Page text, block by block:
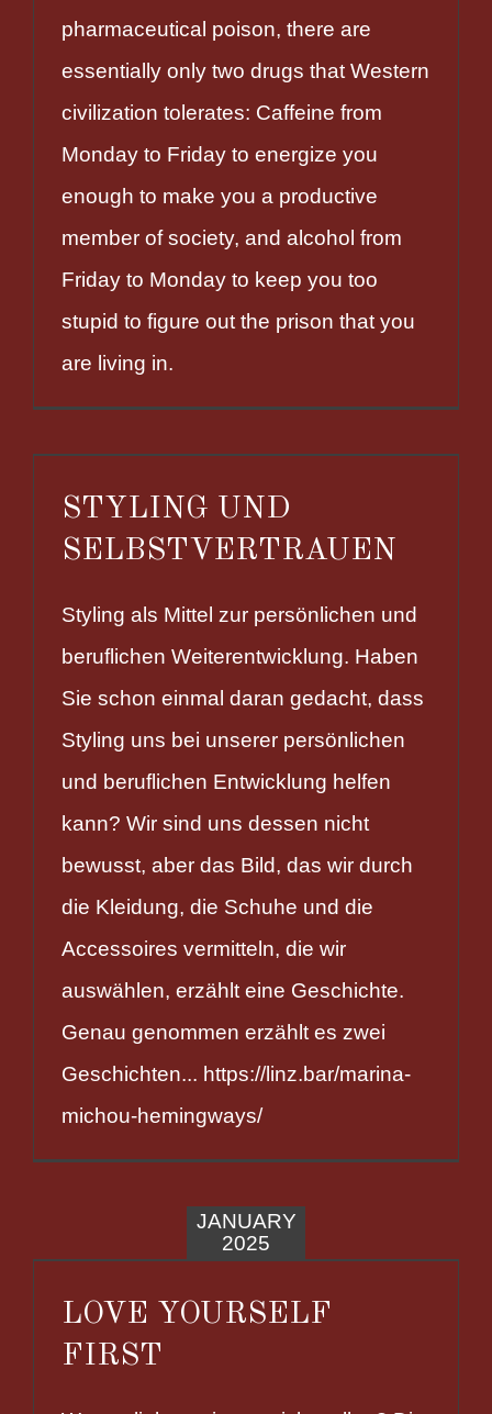
pharmaceutical poison, there are
essentially only two drugs that Western
civilization tolerates: Caffeine from
Monday to Friday to energize you
enough to make you a productive
member of society, and alcohol from
Friday to Monday to keep you too
stupid to figure out the prison that you
are living in.
STYLING UND
SELBSTVERTRAUEN
Styling als Mittel zur persönlichen und
beruflichen Weiterentwicklung. Haben
Sie schon einmal daran gedacht, dass
Styling uns bei unserer persönlichen
und beruflichen Entwicklung helfen
kann? Wir sind uns dessen nicht
bewusst, aber das Bild, das wir durch
die Kleidung, die Schuhe und die
Accessoires vermitteln, die wir
auswählen, erzählt eine Geschichte.
Genau genommen erzählt es zwei
Geschichten... https://linz.bar/marina-
michou-hemingways/
JANUARY
2025
LOVE YOURSELF
FIRST